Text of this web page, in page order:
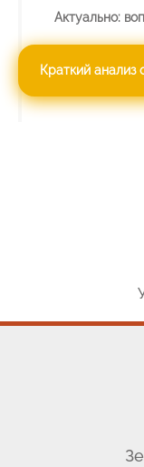
Актуально:
Краткий